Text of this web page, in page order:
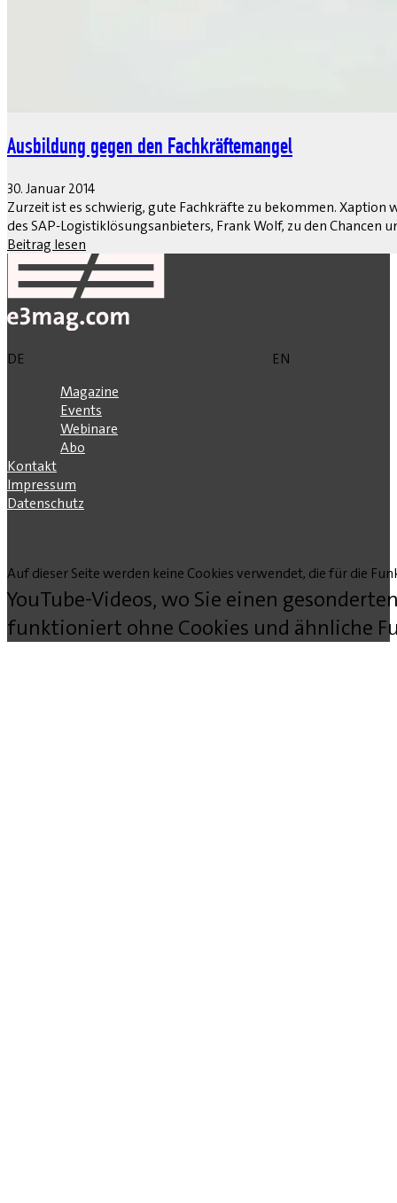
Ausbildung gegen den Fachkräftemangel
30. Januar 2014
Zurzeit ist es schwierig, gute Fachkräfte zu bekommen.
des SAP-Logistiklösungsanbieters, Frank Wolf, zu den Chancen
Beitrag lesen
DE
EN
Magazine
Events
Webinare
Abo
Kontakt
Impressum
Datenschutz
Auf dieser Seite werden keine Cookies verwendet, die für die
YouTube-Videos, wo Sie einen
funktioniert ohne Cookies und ähnliche